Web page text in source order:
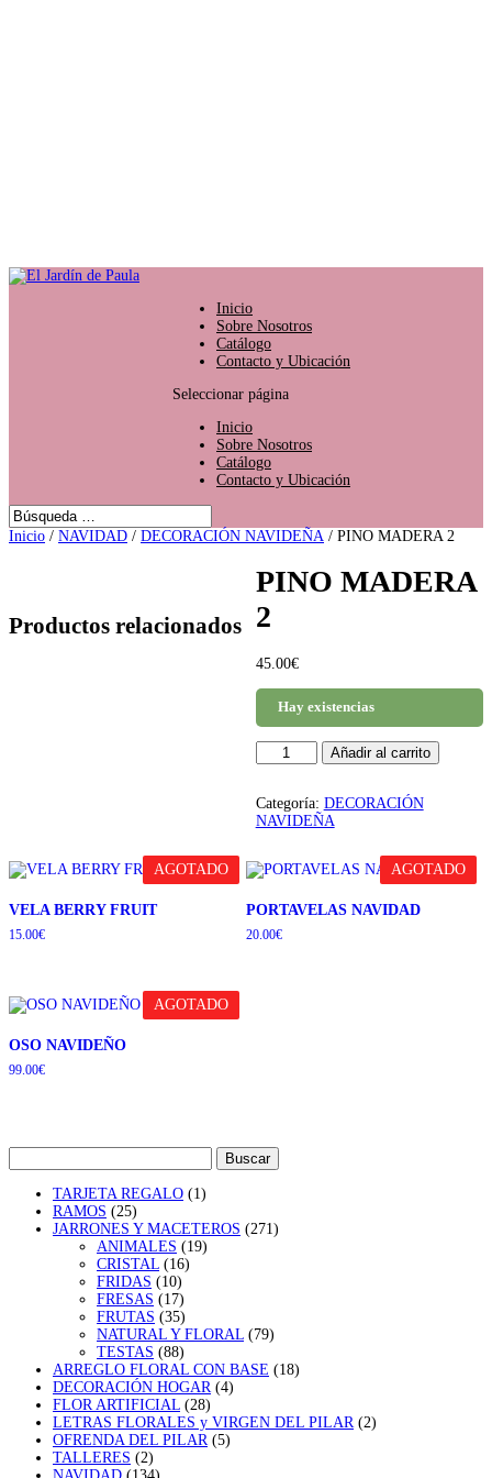
Inicio
Sobre Nosotros
Catálogo
Contacto y Ubicación
Seleccionar página
Inicio
Sobre Nosotros
Catálogo
Contacto y Ubicación
Inicio / NAVIDAD / DECORACIÓN NAVIDEÑA / PINO MADERA 2
PINO MADERA
2
45.00€
Hay existencias
PINO
MADERA
cantidad
Añadir al carrito
Categoría: DECORACIÓN
NAVIDEÑA
Productos relacionados
AGOTADO
VELA BERRY FRUIT
15.00€
AGOTADO
PORTAVELAS NAVIDAD
20.00€
AGOTADO
OSO NAVIDEÑO
99.00€
TARJETA REGALO 1 1
RAMOS 2525
productos
JARRONES Y MACETEROS 271 271
ANIMALES 1919
CRISTAL 1616
FRIDAS 1010
productos
FRESAS 1717
productos
FRUTAS 3535
productos
NATURAL Y FLORAL 7979
TESTAS 8888
productos
ARREGLO FLORAL CON BASE 1818
DECORACIÓN HOGAR 44
FLOR ARTIFICIAL 2828
productos
LETRAS FLORALES y VIRGEN DEL PILAR 22
OFRENDA DEL PILAR 55
TALLERES 22
productos
134